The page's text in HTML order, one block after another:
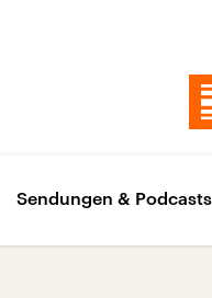
Sendungen & Podcasts